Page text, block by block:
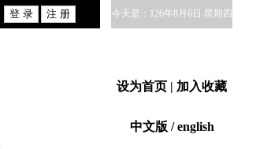
今天是：126年8月6日 星期四
设为首页 | 加入收藏
中文版 / english